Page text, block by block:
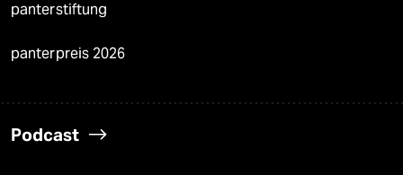
panterstiftung
panterpreis 2026
Podcast